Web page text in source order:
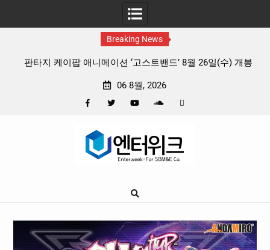
Breaking News
판타지 케이팝 애니메이션 ‘고스트밴드’ 8월 26일(수) 개봉
06 8월, 2026
Google